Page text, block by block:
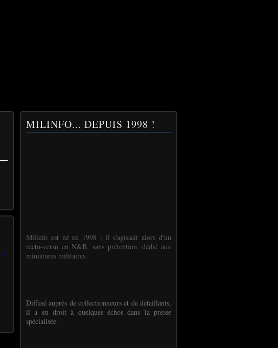
MILINFO... DEPUIS 1998 !
Milinfo est né en 1998 ; il s'agissait alors d'un
recto-verso en N&B, sans prétention, dédié aux
miniatures militaires.
Diffusé auprès de collectionneurs et de détaillants,
il a eu droit à quelques échos dans la presse
spécialisée.